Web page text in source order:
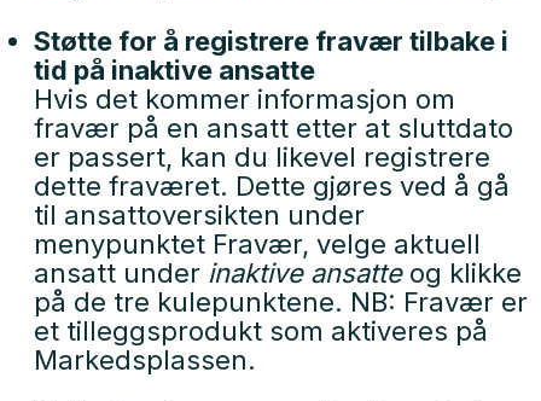
Støtte for å registrere fravær tilbake i
tid på inaktive ansatte
Hvis det kommer informasjon om
fravær på en ansatt etter at sluttdato
er passert, kan du likevel registrere
dette fraværet. Dette gjøres ved å gå
til ansattoversikten under
menypunktet Fravær, velge aktuell
ansatt under inaktive ansatteog klikke
på de tre kulepunktene. NB: Fravær er
et tilleggsprodukt som aktiveres på
Markedsplassen.